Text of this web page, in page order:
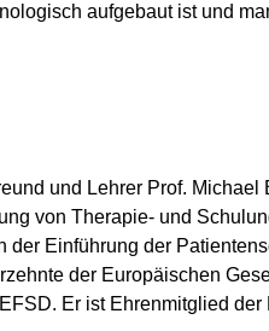
aufgebaut ist und
und Lehrer Prof. Michael
von Therapie- und
der Einführung der
der Europäischen
Er ist Ehrenmitglied